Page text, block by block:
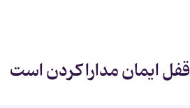
ایمان مدارا کردن است